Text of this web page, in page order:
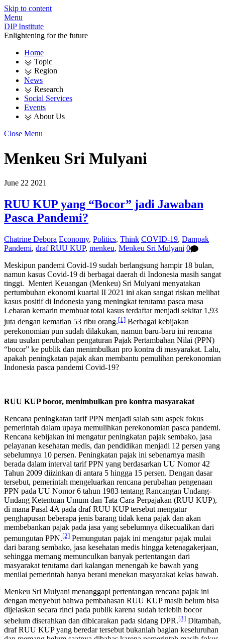
Skip to content
Menu
DIP Institute
Enlightening for the future
Home
Topic
Region
News
Research
Social Services
Events
About Us
Close Menu
Menkeu Sri Mulyani
June 22 2021
RUU KUP yang “Bocor” jadi Jawaban
Pasca Pandemi?
Chatrine Debora Economy, Politics, Think COVID-19, Dampak
Pandemi, draf RUU KUP, menkeu, Menkeu Sri Mulyani 0
Meskipun pandemi Covid-19 sudah berlangsung hampir 18 bulan,
namun kasus Covid-19 di berbagai daerah di Indonesia masih sangat
tinggi. Menteri Keuangan (Menkeu) Sri Mulyani menyatakan
pertumbuhan ekonomi kuartal II 2021 ini akan sangat riskan melihat
kasus positif di Indonesia yang meningkat terutama pasca masa
Lebaran kemarin membuat total kasus terdaftar menjadi sekitar 1,93
juta dengan kematian 53 ribu orang.[1] Berbagai kebijakan
perekonomian pun sudah dilakukan, namun baru-baru ini rencana
atau usulan perubahan pengaturan Pajak Pertambahan Nilai (PPN)
“bocor” ke publik dan menimbulkan pro kontra di masyarakat. Lalu,
apakah peningkatan pajak akan membantu pemulihan perekonomian
Indonesia pasca pandemi Covid-19?
RUU KUP bocor, menimbulkan pro kontra masyarakat
Rencana peningkatan tarif PPN menjadi salah satu aspek fokus
pemerintah dalam upaya memulihkan perekonomian pasca pandemi.
Rencana kebijakan ini mengatur peningkatan pajak sembako, jasa
pelayanan kesehatan medis, dan pendidikan menjadi 12 persen yang
sebelumnya 10 persen. Peningkatan pajak ini sebenarnya masih
berada dalam interval tarif PPN yang berdasarkan UU Nomor 42
Tahun 2009 diizinkan di antara 5 hingga 15 persen. Dengan dasar
tersebut, pemerintah mengeluarkan rencana perubahan pengenaan
PPN pada UU Nomor 6 tahun 1983 tentang Rancangan Undang-
Undang Ketentuan Umum dan Tata Cara Perpajakan (RUU KUP),
di mana Pasal 4A pada draf RUU KUP tersebut mengatur
penghapusan beberapa jenis barang tidak kena pajak dan akan
membebankan pajak pada jasa yang sebelumnya dikecualikan dari
pemungutan PPN.[2] Pemungutan pajak ini mengatur pajak mulai
dari barang sembako, jasa kesehatan medis hingga ketenagakerjaan,
sehingga memang memunculkan banyak pertentangan dari
masyarakat terutama dari kalangan menengah ke bawah yang
menilai pemerintah hanya berani menekan masyarakat kelas bawah.
Menkeu Sri Mulyani menanggapi pertentangan rencana pajak ini
dengan menyebut bahwa pembahasan RUU KUP masih belum bisa
dijelaskan secara rinci pada publik karena sudah terlebih bocor
sebelum diserahkan dan dibicarakan pada sidang DPR.[3] Ditambah,
draf RUU KUP yang beredar tersebut bukanlah bagian keseluruhan